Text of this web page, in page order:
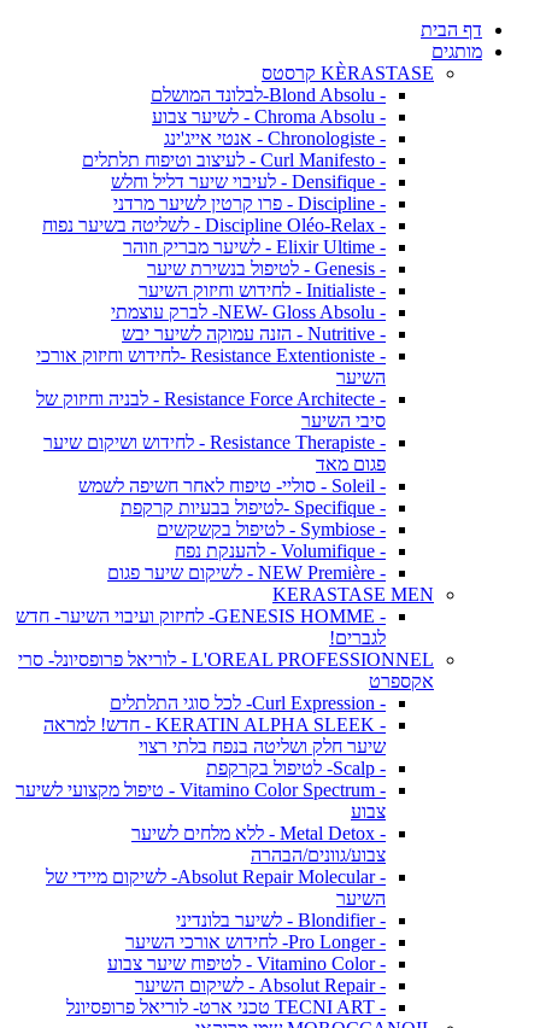
דף הבית
מותגים
KÈRASTASE קרסטס
- Blond Absolu-לבלונד המושלם
- Chroma Absolu - לשיער צבוע
- Chronologiste - אנטי אייג'ינג
- Curl Manifesto - לעיצוב וטיפוח תלתלים
- Densifique - לעיבוי שיער דליל וחלש
- Discipline - פרו קרטין לשיער מרדני
- Discipline Oléo-Relax - לשליטה בשיער נפוח
- Elixir Ultime - לשיער מבריק וזוהר
- Genesis - לטיפול בנשירת שיער
- Initialiste - לחידוש וחיזוק השיער
- NEW- Gloss Absolu- לברק עוצמתי
- Nutritive - הזנה עמוקה לשיער יבש
- Resistance Extentioniste -לחידוש וחיזוק אורכי
השיער
- Resistance Force Architecte - לבניה וחיזוק של
סיבי השיער
- Resistance Therapiste - לחידוש ושיקום שיער
פגום מאד
- Soleil - סוליי- טיפוח לאחר חשיפה לשמש
- Specifique -לטיפול בבעיות קרקפת
- Symbiose - לטיפול בקשקשים
- Volumifique - להענקת נפח
- NEW Première - לשיקום שיער פגום
KERASTASE MEN
- GENESIS HOMME- לחיזוק ועיבוי השיער- חדש
לגברים!
L'OREAL PROFESSIONNEL - לוריאל פרופסיונל- סרי
אקספרט
- Curl Expression- לכל סוגי התלתלים
- KERATIN ALPHA SLEEK - חדש! למראה
שיער חלק ושליטה בנפח בלתי רצוי
- Scalp- לטיפול בקרקפת
- Vitamino Color Spectrum - טיפול מקצועי לשיער
צבוע
- Metal Detox - ללא מלחים לשיער
צבוע/גוונים/הבהרה
- Absolut Repair Molecular- לשיקום מיידי של
השיער
- Blondifier - לשיער בלונדיני
- Pro Longer- לחידוש אורכי השיער
- Vitamino Color - לטיפוח שיער צבוע
- Absolut Repair - לשיקום השיער
- TECNI ART טכני ארט- לוריאל פרופסיונל